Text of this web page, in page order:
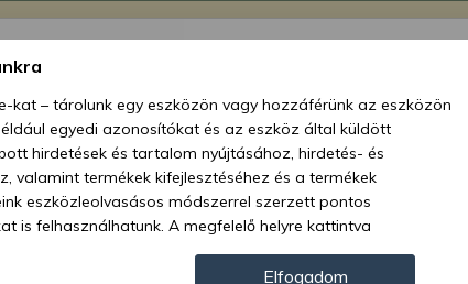
tömörítőkerék
Ár: 3 686 Ft
1 659 Ft (1 306 Ft +
Elérhetőség:
Szállítás:
Szállítási mód:
Normál
kat – tárolunk egy eszközön vagy hozzáférünk az eszközön
egyedi azonosítókat és az eszköz által küldött
hirdetések és tartalom nyújtásához, hirdetés- és
valamint termékek kifejlesztéséhez és a termékek
eszközleolvasásos módszerrel szerzett pontos
is felhasználhatunk. A megfelelő helyre kattintva
leírtak szerint adatkezelést végezzünk. Másik
előtt részletesebb információkhoz juthat, és
Elfogadom